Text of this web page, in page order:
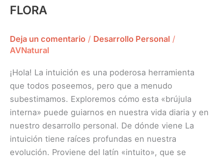
FLORA
Deja un comentario / Desarrollo Personal /
AVNatural
¡Hola! La intuición es una poderosa herramienta
que todos poseemos, pero que a menudo
subestimamos. Exploremos cómo esta «brújula
interna» puede guiarnos en nuestra vida diaria y en
nuestro desarrollo personal. De dónde viene La
intuición tiene raíces profundas en nuestra
evolución. Proviene del latín «intuito», que se